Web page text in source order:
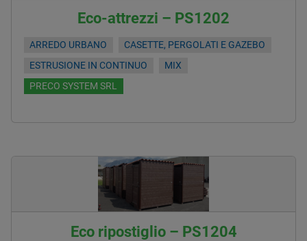
Eco-attrezzi – PS1202
ARREDO URBANO
CASETTE, PERGOLATI E GAZEBO
ESTRUSIONE IN CONTINUO
MIX
PRECO SYSTEM SRL
Eco ripostiglio – PS1204